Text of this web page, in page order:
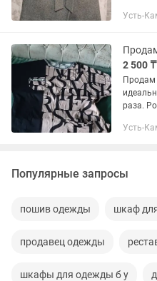
Чуть
Усть-
2 500 ₸
Продам
раза.
3500тг,
Усть-
Популярные запросы
пошив одежды шкаф
продавец одежды
шкафы для одежды б у